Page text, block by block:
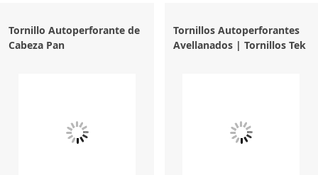
Tornillo Autoperforante de
Cabeza Pan
Tornillos Autoperforantes
Avellanados | Tornillos Tek